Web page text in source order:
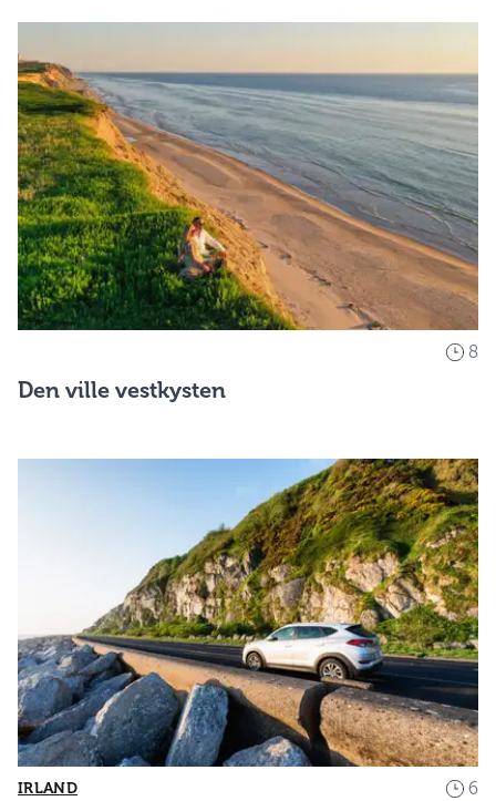
8
Den ville vestkysten
IRLAND 6